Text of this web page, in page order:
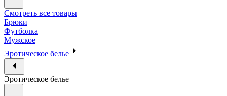
Смотреть все товары
Брюки
Футболка
Мужское
Эротическое белье
Эротическое белье